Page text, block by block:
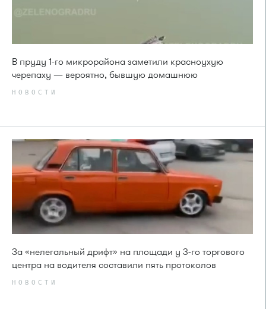
В пруду 1-го микрорайона заметили красноухую
черепаху — вероятно, бывшую домашнюю
НОВОСТИ
За «нелегальный дрифт» на площади у 3-го торгового
центра на водителя составили пять протоколов
НОВОСТИ